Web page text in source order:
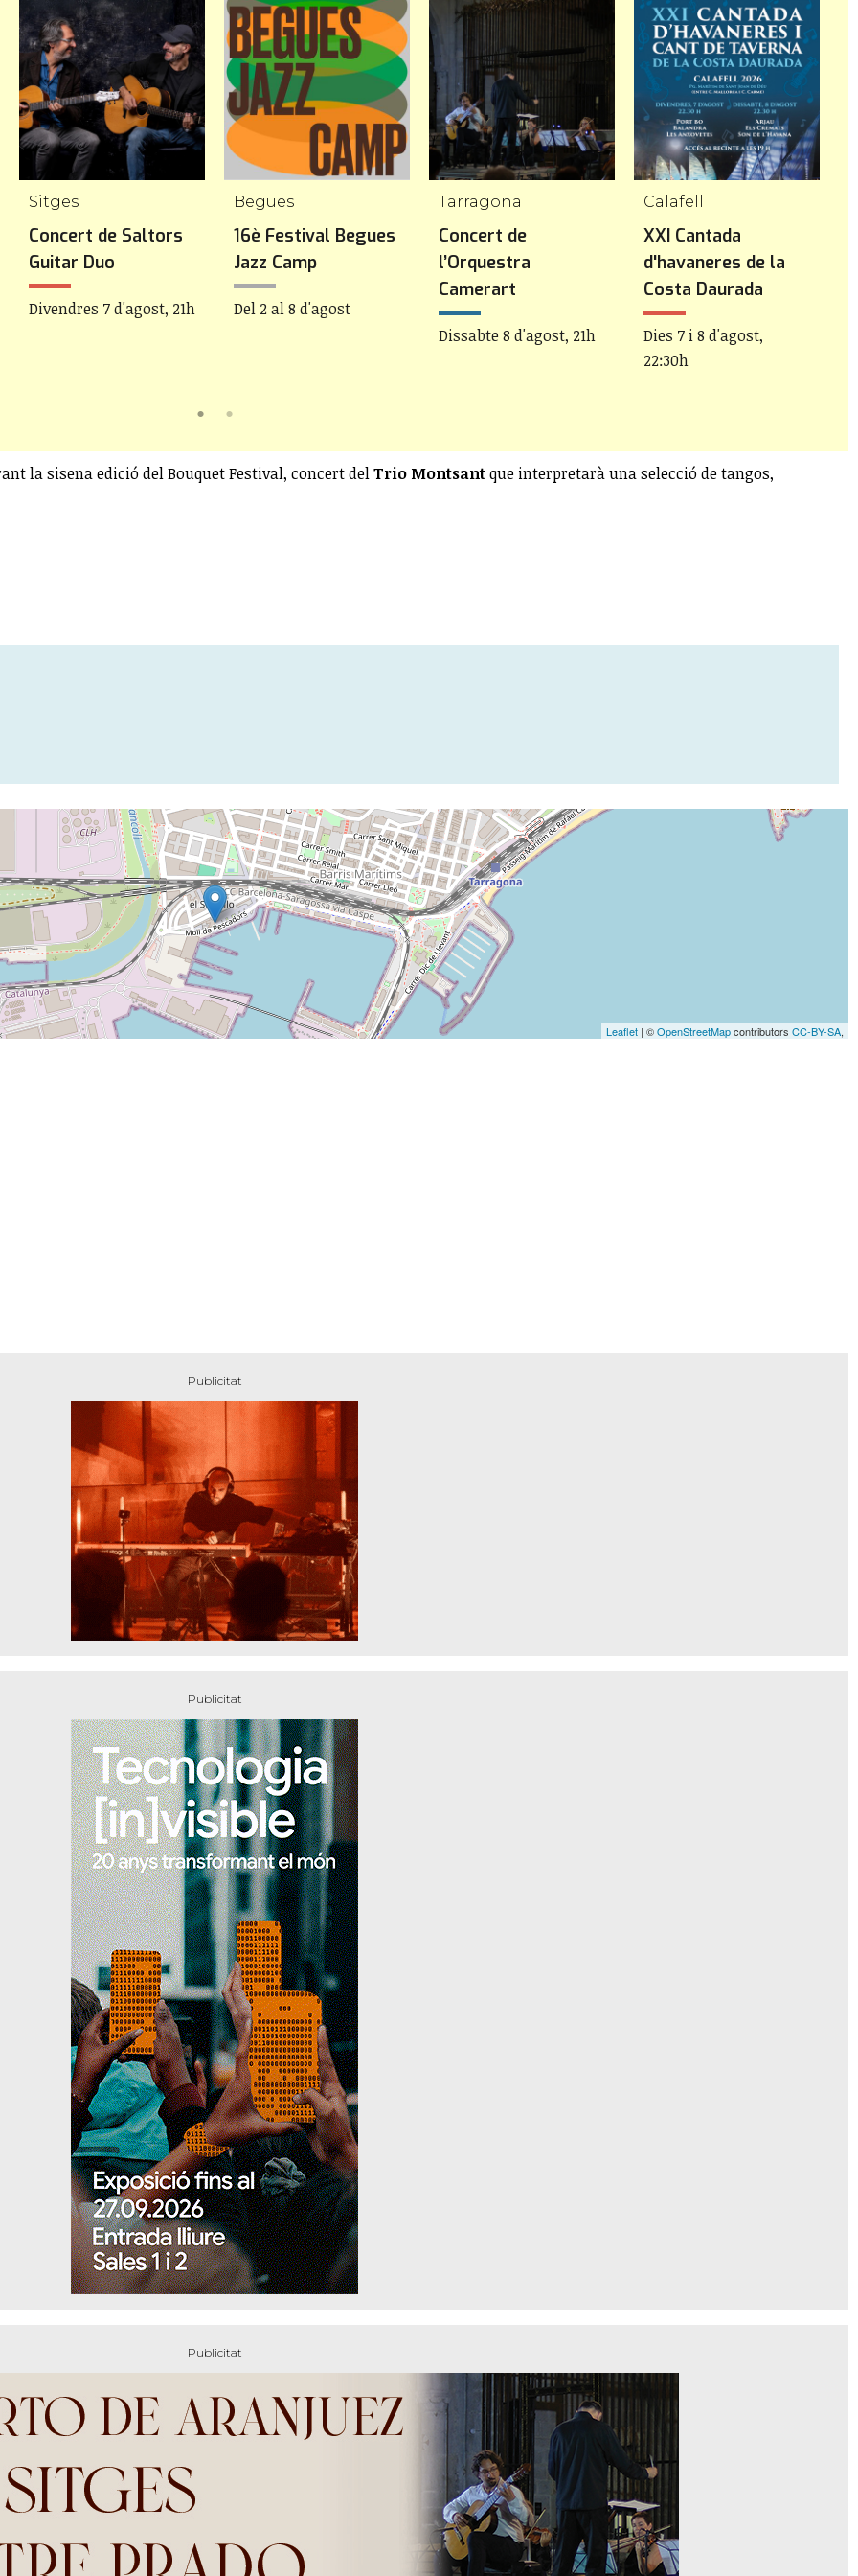
Sitges
Concert de Saltors
Guitar Duo
Divendres 7 d'agost, 21h
Begues
16è Festival Begues
Jazz Camp
Del 2 al 8 d'agost
Tarragona
Concert de
l’Orquestra
Camerart
Dissabte 8 d'agost, 21h
Calafell
XXI Cantada
d'havaneres de la
Costa Daurada
Dies 7 i 8 d'agost,
22:30h
la sisena edició del Bouquet Festival, concert delTrio Montsantque interpretarà una selecció de tangos,
Leaflet | ©OpenStreetMapcontributors CC-BY-SA,